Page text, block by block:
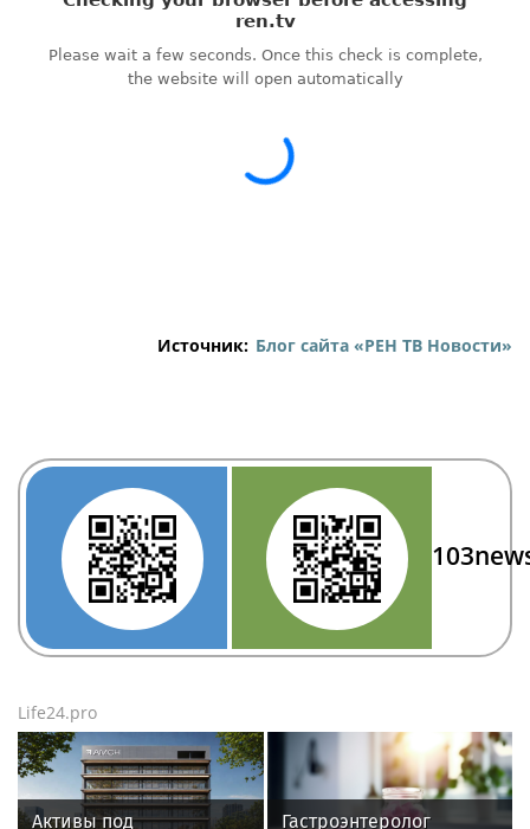
Источник: Блог сайта «РЕН ТВ Новости»
Life24.pro
Активы под
Гастроэнтеролог